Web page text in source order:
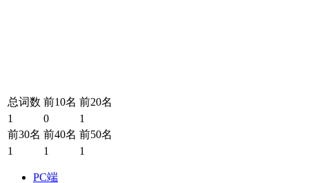
总词数 前10名 前20名
1
0
1
前30名 前40名 前50名
1
1 1
PC端